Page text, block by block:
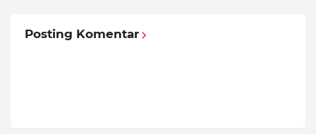
Posting Komentar